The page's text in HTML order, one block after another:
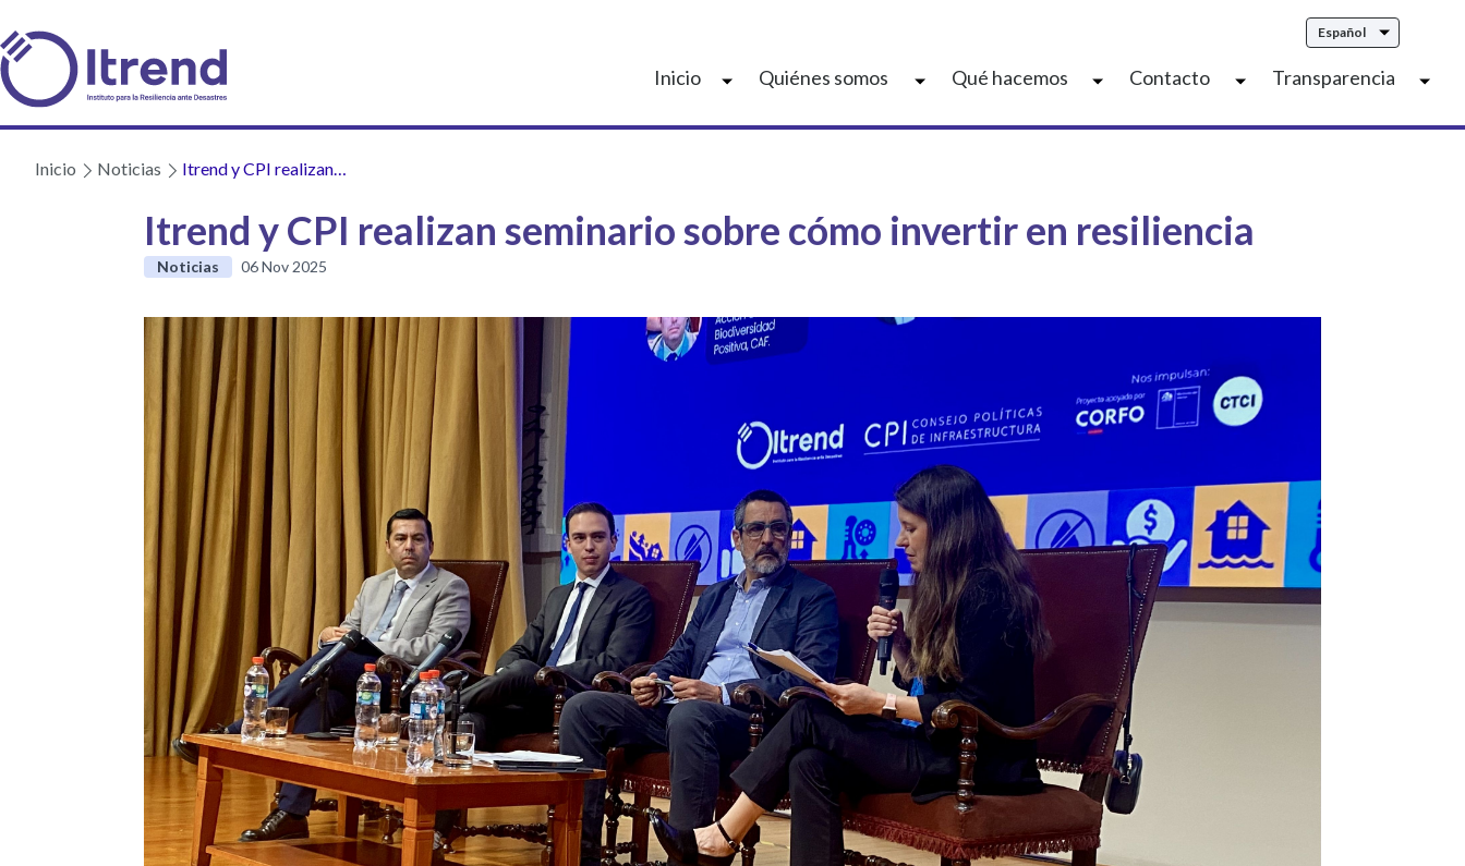
Inicio Quiénes somos Qué hacemos Contacto Transparencia
Español
Inicio Noticias
Itrend y CPI realizan
invertir en resiliencia
Itrend y CPI realizan seminario sobre cómo invertir en resiliencia
Noticias 06 Nov 2025